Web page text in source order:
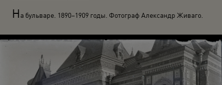
На бульваре. 1890–1909 годы. Фотограф Александр Живаго.